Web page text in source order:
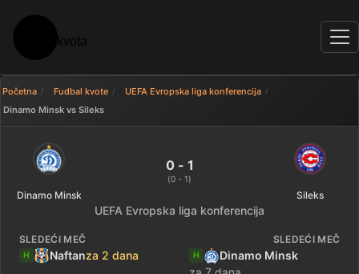
Početna Fudbal kvote
UEFA Evropska liga konferencija
Dinamo Minsk vs Sileks
Dinamo Minsk 0 - 1 Sileks —
Dinamo Minsk
0 - 1
(0 - 1)
Sileks
UEFA Evropska liga konferencija
SLEDEĆI MEČ
H Naftanza 2 dana
SLEDEĆI MEČ
H
Dinamo Minsk